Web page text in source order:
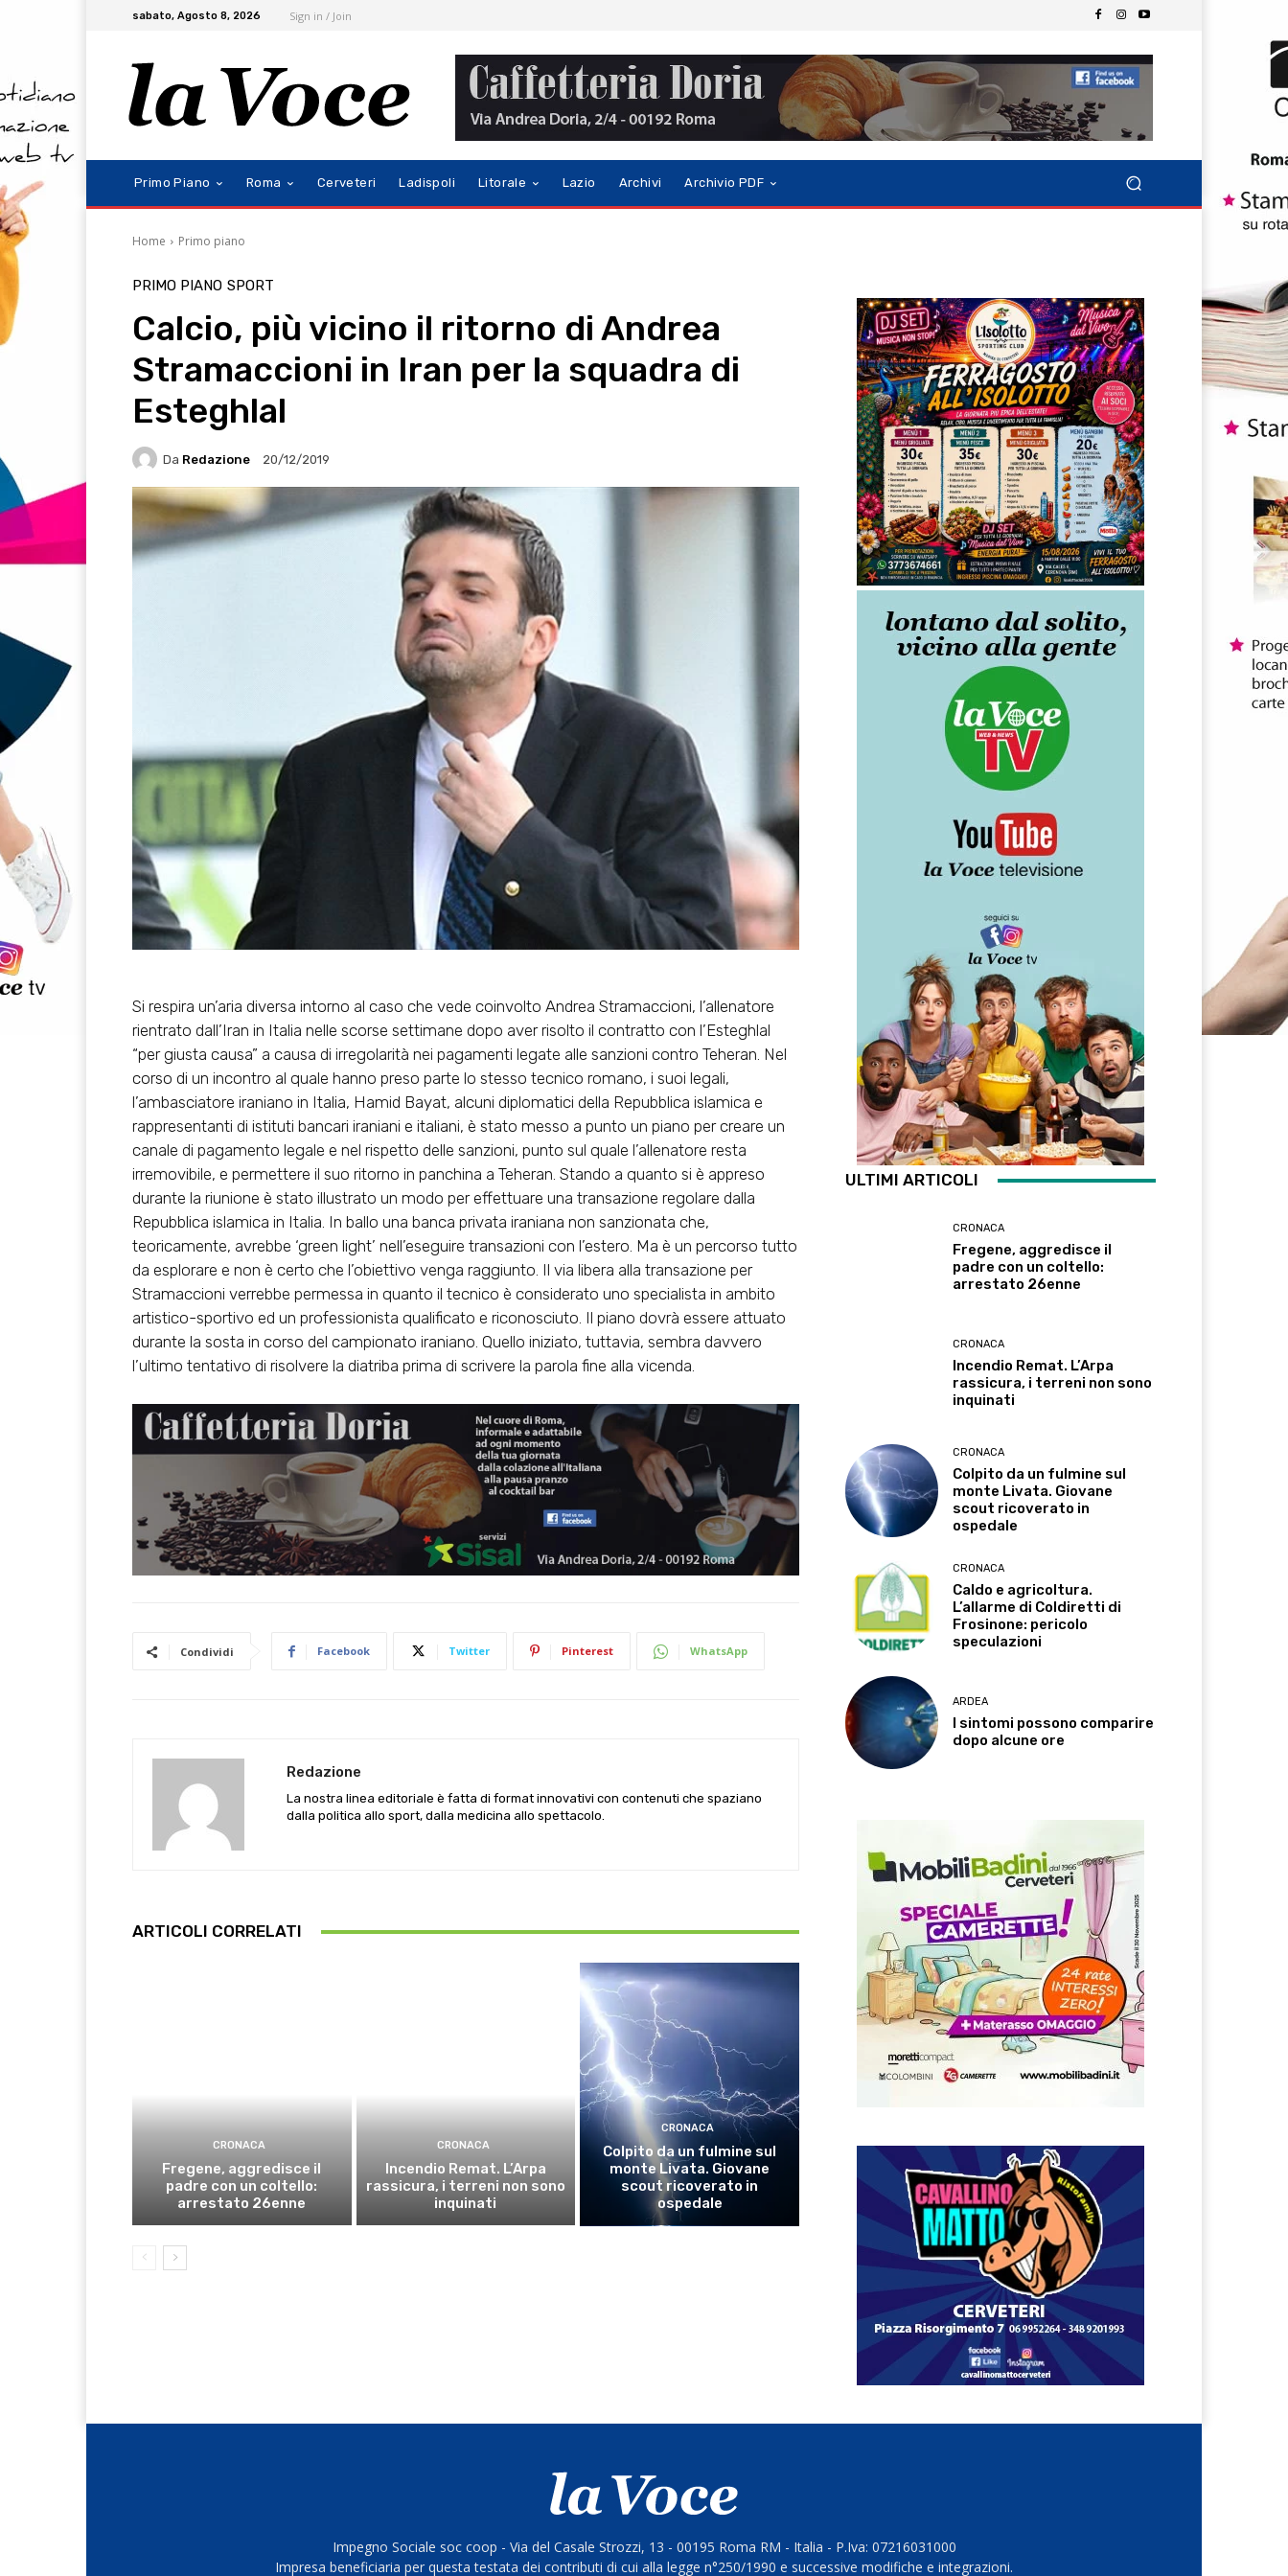
sabato, Agosto 8, 2026 Sign in / Join
Primo Piano Roma Cerveteri Ladispoli Litorale Lazio Archivi Archivio PDF
Home Primo piano
PRIMO PIANO SPORT
Calcio, più vicino il ritorno di Andrea
Stramaccioni in Iran per la squadra di
Esteghlal
Da Redazione 20/12/2019
Si respira un’aria diversa intorno al caso che vede coinvolto Andrea Stramaccioni, l’allenatore
rientrato dall’Iran in Italia nelle scorse settimane dopo aver risolto il contratto con l’Esteghlal
“per giusta causa” a causa di irregolarità nei pagamenti legate alle sanzioni contro Teheran. Nel
corso di un incontro al quale hanno preso parte lo stesso tecnico romano, i suoi legali,
l’ambasciatore iraniano in Italia, Hamid Bayat, alcuni diplomatici della Repubblica islamica e
rappresentanti di istituti bancari iraniani e italiani, è stato messo a punto un piano per creare un
canale di pagamento legale e nel rispetto delle sanzioni, punto sul quale l’allenatore resta
irremovibile, e permettere il suo ritorno in panchina a Teheran. Stando a quanto si è appreso
durante la riunione è stato illustrato un modo per effettuare una transazione regolare dalla
Repubblica islamica in Italia. In ballo una banca privata iraniana non sanzionata che,
teoricamente, avrebbe ‘green light’ nell’eseguire transazioni con l’estero. Ma è un percorso tutto
da esplorare e non è certo che l’obiettivo venga raggiunto. Il via libera alla transazione per
Stramaccioni verrebbe permessa in quanto il tecnico è considerato uno specialista in ambito
artistico-sportivo ed un professionista qualificato e riconosciuto. Il piano dovrà essere attuato
durante la sosta in corso del campionato iraniano. Quello iniziato, tuttavia, sembra davvero
l’ultimo tentativo di risolvere la diatriba prima di scrivere la parola fine alla vicenda.
Condividi Facebook Twitter Pinterest WhatsApp
Redazione
La nostra linea editoriale è fatta di format innovativi con contenuti che spaziano
dalla politica allo sport, dalla medicina allo spettacolo.
ARTICOLI CORRELATI
CRONACA
Fregene, aggredisce il
padre con un coltello:
arrestato 26enne
CRONACA
Incendio Remat. L’Arpa
rassicura, i terreni non sono
inquinati
CRONACA
Colpito da un fulmine sul
monte Livata. Giovane
scout ricoverato in
ospedale
ULTIMI ARTICOLI
CRONACA
Fregene, aggredisce il
padre con un coltello:
arrestato 26enne
CRONACA
Incendio Remat. L’Arpa
rassicura, i terreni non sono
inquinati
CRONACA
Colpito da un fulmine sul
monte Livata. Giovane
scout ricoverato in
ospedale
CRONACA
Caldo e agricoltura.
L’allarme di Coldiretti di
Frosinone: pericolo
speculazioni
ARDEA
I sintomi possono comparire
dopo alcune ore
Impegno Sociale soc coop - Via del Casale Strozzi, 13 - 00195 Roma RM - Italia - P.Iva: 07216031000
Impresa beneficiaria per questa testata dei contributi di cui alla legge n°250/1990 e successive modifiche e integrazioni.